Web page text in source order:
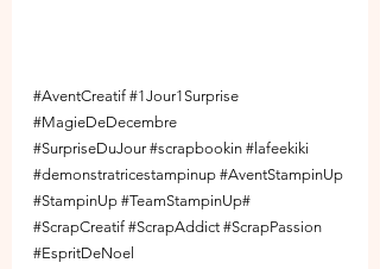
#AventCreatif #1Jour1Surprise
#MagieDeDecembre
#SurpriseDuJour #scrapbookin #lafeekiki
#demonstratricestampinup #AventStampinUp
#StampinUp #TeamStampinUp#
#ScrapCreatif #ScrapAddict #ScrapPassion
#EspritDeNoel